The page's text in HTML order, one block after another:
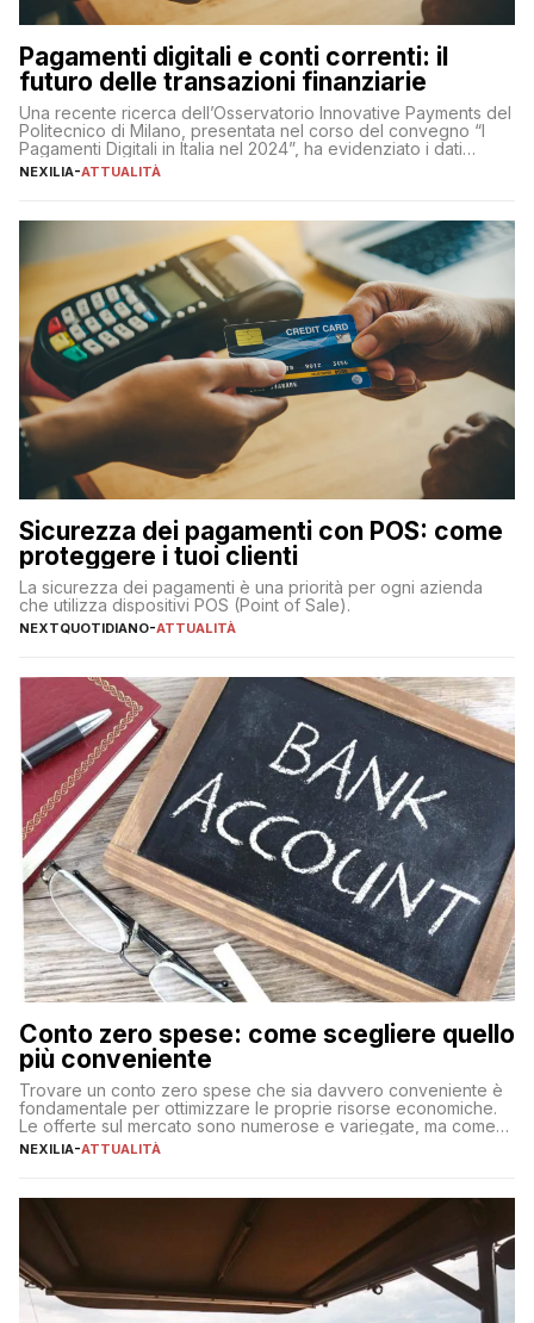
Pagamenti digitali e conti correnti: il
futuro delle transazioni finanziarie
Una recente ricerca dell’Osservatorio Innovative Payments del
Politecnico di Milano, presentata nel corso del convegno “I
Pagamenti Digitali in Italia nel 2024”, ha evidenziato i dati
definitivi del primo semestre 2024 relativamente alle
NEXILIA-ATTUALITÀ
Sicurezza dei pagamenti con POS: come
proteggere i tuoi clienti
La sicurezza dei pagamenti è una priorità per ogni azienda
che utilizza dispositivi POS (Point of Sale).
NEXTQUOTIDIANO-ATTUALITÀ
Conto zero spese: come scegliere quello
più conveniente
Trovare un conto zero spese che sia davvero conveniente è
fondamentale per ottimizzare le proprie risorse economiche.
Le offerte sul mercato sono numerose e variegate, ma come
individuare quella più adatta alle proprie esigenze senza
sul […]
NEXILIA-ATTUALITÀ